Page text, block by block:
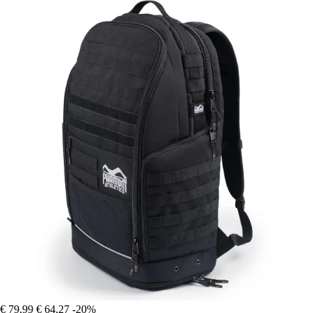
€ 79,99 € 64,27 -20%